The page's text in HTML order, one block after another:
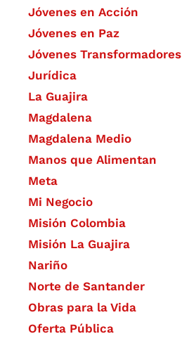
Jóvenes en Acción
Jóvenes en Paz
Jóvenes Transformadores
Jurídica
La Guajira
Magdalena
Magdalena Medio
Manos que Alimentan
Meta
Mi Negocio
Misión Colombia
Misión La Guajira
Nariño
Norte de Santander
Obras para la Vida
Oferta Pública